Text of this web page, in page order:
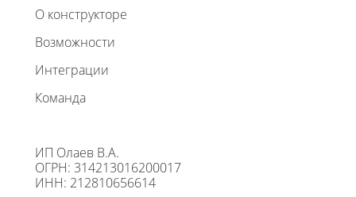
О конструкторе
Возможности
Интеграции
Команда
ИП Олаев В.А.
ОГРН: 314213016200017
ИНН: 212810656614